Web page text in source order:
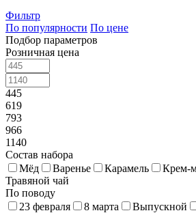
Фильтр
По популярности По цене
Подбор параметров
Розничная цена
445
619
793
966
1140
Состав набора
Мёд
Варенье Карамель Крем-
Травяной чай
По поводу
23 февраля
8 марта Выпускной